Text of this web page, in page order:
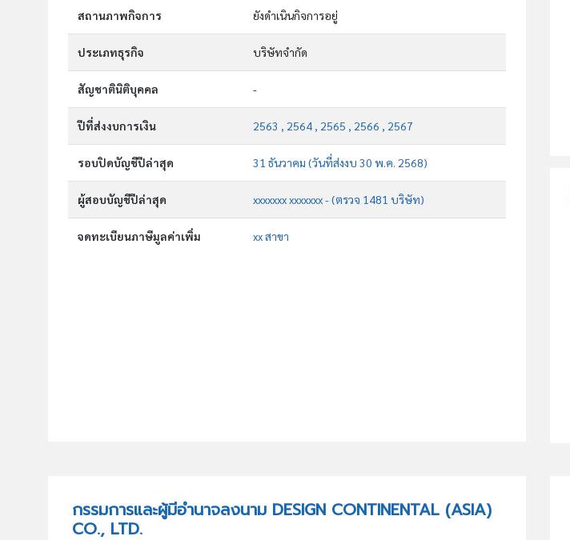
สถานภาพกิจการ ยังดำเนินกิจการอยู่
ประเภทธุรกิจ บริษัทจำกัด
สัญชาตินิติบุคคล -
ปีที่ส่งงบการเงิน 2563 , 2564 , 2565 , 2566 , 2567
รอบปิดบัญชีปีล่าสุด 31 ธันวาคม (วันที่ส่งงบ 30 พ.ค. 2568)
ผู้สอบบัญชีปีล่าสุด xxxxxxx xxxxxxx - (ตรวจ 1481 บริษัท)
จดทะเบียนภาษีมูลค่าเพิ่ม xx สาขา
กรรมการและผู้มีอำนาจลงนาม DESIGN CONTINENTAL (ASIA)
CO., LTD.